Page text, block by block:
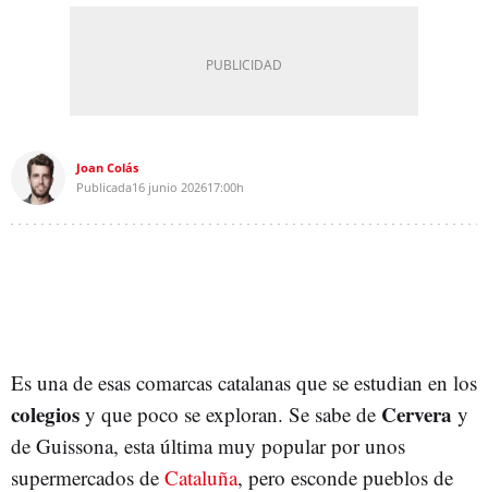
Joan Colás
Publicada16 junio 202617:00h
Es una de esas comarcas catalanas que se estudian en los
colegios y que poco se exploran. Se sabe de Cervera y
de Guissona, esta última muy popular por unos
supermercados de Cataluña, pero esconde pueblos de